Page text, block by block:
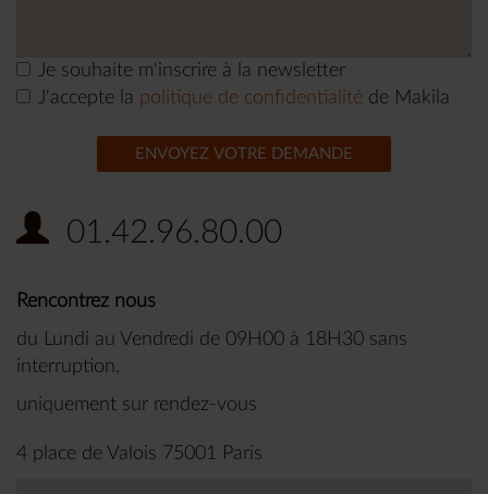
Je souhaite m'inscrire à la newsletter
J'accepte la politique de confidentialité de Makila
ENVOYEZ VOTRE DEMANDE
01.42.96.80.00
Rencontrez nous
du Lundi au Vendredi de 09H00 à 18H30 sans
interruption,
uniquement sur rendez-vous
4 place de Valois 75001 Paris